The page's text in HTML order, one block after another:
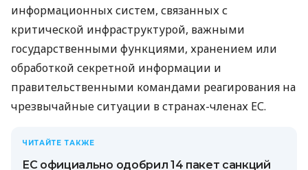
информационных систем, связанных с
критической инфраструктурой, важными
государственными функциями, хранением или
обработкой секретной информации и
правительственными командами реагирования на
чрезвычайные ситуации в странах-членах ЕС.
ЧИТАЙТЕ ТАКЖЕ
ЕС официально одобрил 14 пакет санкций